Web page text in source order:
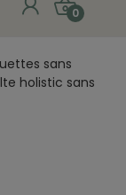
0
sans
holistic sans